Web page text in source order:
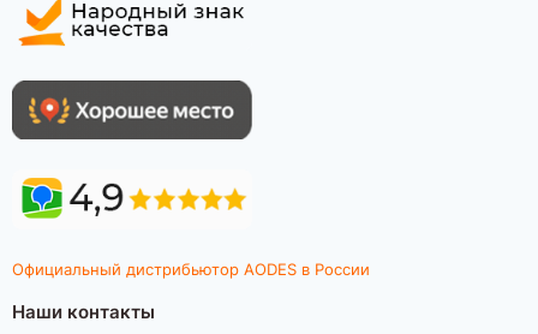
Официальный дистрибьютор AODES в России
Наши контакты